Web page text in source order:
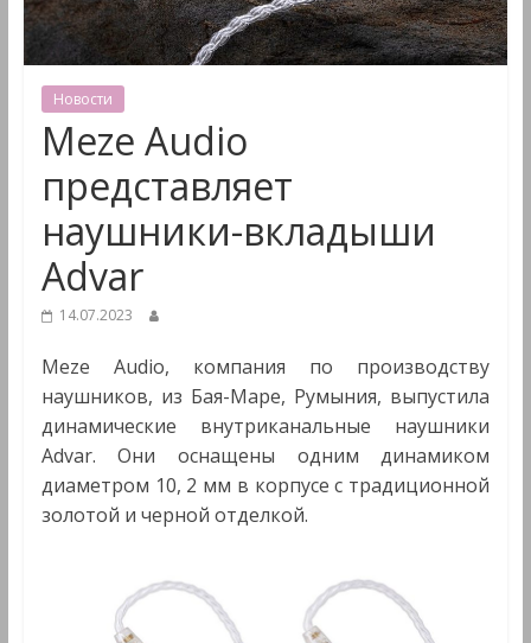
&
Мультимедиа
Новости
Meze Audio
представляет
наушники-вкладыши
Advar
14.07.2023
Meze Audio, компания по производству
наушников, из Бая-Маре, Румыния, выпустила
динамические внутриканальные наушники
Advar. Они оснащены одним динамиком
диаметром 10, 2 мм в корпусе с традиционной
золотой и черной отделкой.